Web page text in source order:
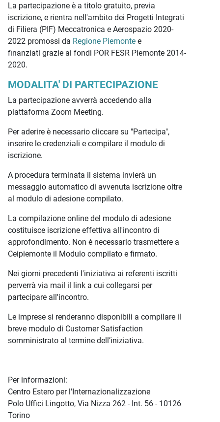
La partecipazione è a titolo gratuito, previa
iscrizione, e rientra nell'ambito dei Progetti Integrati
di Filiera (PIF) Meccatronica e Aerospazio 2020-
2022 promossi da Regione Piemonte e
finanziati grazie ai fondi POR FESR Piemonte 2014-
2020.
MODALITA' DI PARTECIPAZIONE
La partecipazione avverrà accedendo alla
piattaforma Zoom Meeting.
Per aderire è necessario cliccare su "Partecipa",
inserire le credenziali e compilare il modulo di
iscrizione.
A procedura terminata il sistema invierà un
messaggio automatico di avvenuta iscrizione oltre
al modulo di adesione compilato.
La compilazione online del modulo di adesione
costituisce iscrizione effettiva all'incontro di
approfondimento. Non è necessario trasmettere a
Ceipiemonte il Modulo compilato e firmato.
Nei giorni precedenti l'iniziativa ai referenti iscritti
perverrà via mail il link a cui collegarsi per
partecipare all'incontro.
Le imprese si renderanno disponibili a compilare il
breve modulo di Customer Satisfaction
somministrato al termine dell’iniziativa.
Per informazioni:
Centro Estero per l'Internazionalizzazione
Polo Uffici Lingotto, Via Nizza 262 - Int. 56 - 10126
Torino